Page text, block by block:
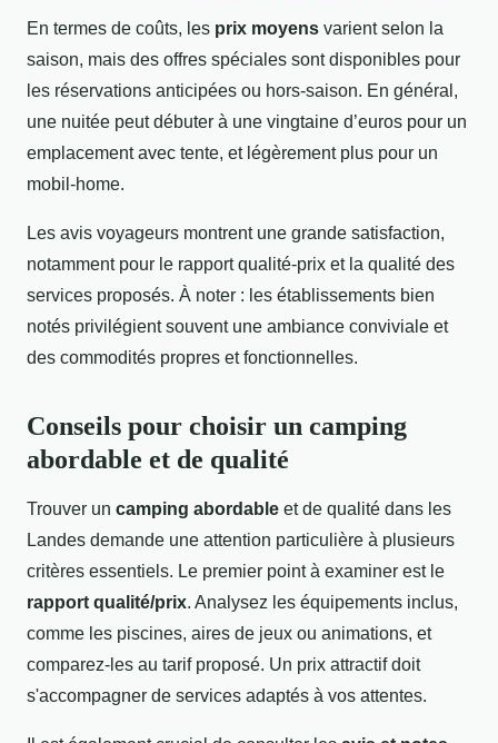
En termes de coûts, les prix moyens varient selon la
saison, mais des offres spéciales sont disponibles pour
les réservations anticipées ou hors-saison. En général,
une nuitée peut débuter à une vingtaine d’euros pour un
emplacement avec tente, et légèrement plus pour un
mobil-home.
Les avis voyageurs montrent une grande satisfaction,
notamment pour le rapport qualité-prix et la qualité des
services proposés. À noter : les établissements bien
notés privilégient souvent une ambiance conviviale et
des commodités propres et fonctionnelles.
Conseils pour choisir un camping
abordable et de qualité
Trouver un camping abordable et de qualité dans les
Landes demande une attention particulière à plusieurs
critères essentiels. Le premier point à examiner est le
rapport qualité/prix. Analysez les équipements inclus,
comme les piscines, aires de jeux ou animations, et
comparez-les au tarif proposé. Un prix attractif doit
s'accompagner de services adaptés à vos attentes.